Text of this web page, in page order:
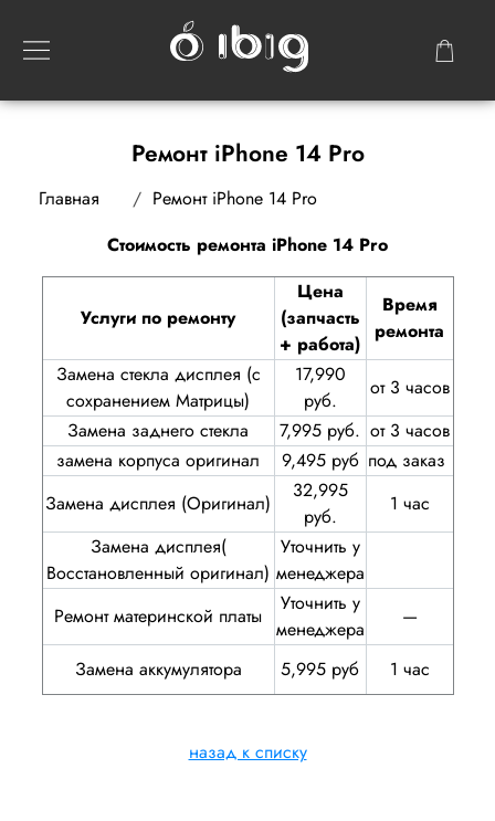
Ремонт iPhone 14 Pro
Главная
Ремонт iPhone 14 Pro
Стоимость ремонта iPhone 14 Pro
Услуги по ремонту
Цена
(запчасть
+ работа)
Время
ремонта
Замена стекла дисплея (с
сохранением Матрицы)
17,990
руб.
от 3 часов
Замена заднего стекла
7,995 руб. от 3 часов
замена корпуса оригинал
9,495 руб под заказ
Замена дисплея (Оригинал)
32,995
руб.
1 час
Замена дисплея(
Восстановленный оригинал)
Уточнить у
менеджера
Ремонт материнской платы
Уточнить у
менеджера
—
Замена аккумулятора 5,995 руб 1 час
назад к списку